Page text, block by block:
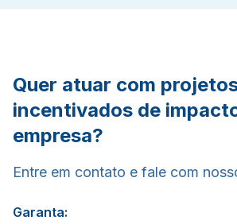
Quer atuar com
incentivados de
empresa?
Entre em contato e fale com
Garanta: